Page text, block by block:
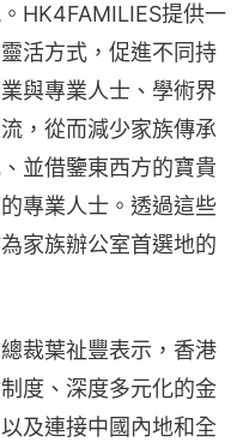
HK4FAMILIES提供一
活方式，促進不同持
與專業人士、學術界
，從而減少家族傳承
並借鑒東西方的寶貴
專業人士。透過這些
家族辦公室首選地的
裁葉祉豐表示，香港
度、深度多元化的金
及連接中國內地和全